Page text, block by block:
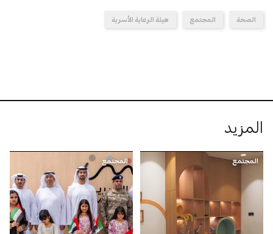
الصحة المجتمع هيئة الرعاية الأسرية
المزيد
المجتمع المجتمع